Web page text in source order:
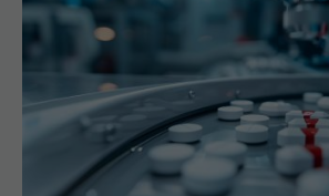
Pacienții ar putea avea acces
tratamente. UNIFARM anunță